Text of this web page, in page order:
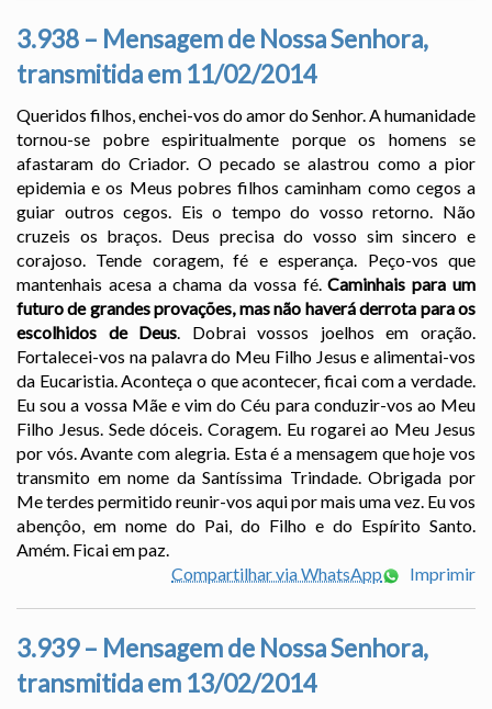
3.938 – Mensagem de Nossa Senhora,
transmitida em 11/02/2014
Queridos filhos, enchei-vos do amor do Senhor. A humanidade
tornou-se pobre espiritualmente porque os homens se
afastaram do Criador. O pecado se alastrou como a pior
epidemia e os Meus pobres filhos caminham como cegos a
guiar outros cegos. Eis o tempo do vosso retorno. Não
cruzeis os braços. Deus precisa do vosso sim sincero e
corajoso. Tende coragem, fé e esperança. Peço-vos que
mantenhais acesa a chama da vossa fé.Caminhais para um
futuro de grandes provações, mas não haverá derrota para os
escolhidos de Deus. Dobrai vossos joelhos em oração.
Fortalecei-vos na palavra do Meu Filho Jesus e alimentai-vos
da Eucaristia. Aconteça o que acontecer, ficai com a verdade.
Eu sou a vossa Mãe e vim do Céu para conduzir-vos ao Meu
Filho Jesus. Sede dóceis. Coragem. Eu rogarei ao Meu Jesus
por vós. Avante com alegria. Esta é a mensagem que hoje vos
transmito em nome da Santíssima Trindade. Obrigada por
Me terdes permitido reunir-vos aqui por mais uma vez. Eu vos
abençôo, em nome do Pai, do Filho e do Espírito Santo.
Amém. Ficai em paz.
Compartilhar via WhatsApp
Imprimir
3.939 – Mensagem de Nossa Senhora,
transmitida em 13/02/2014